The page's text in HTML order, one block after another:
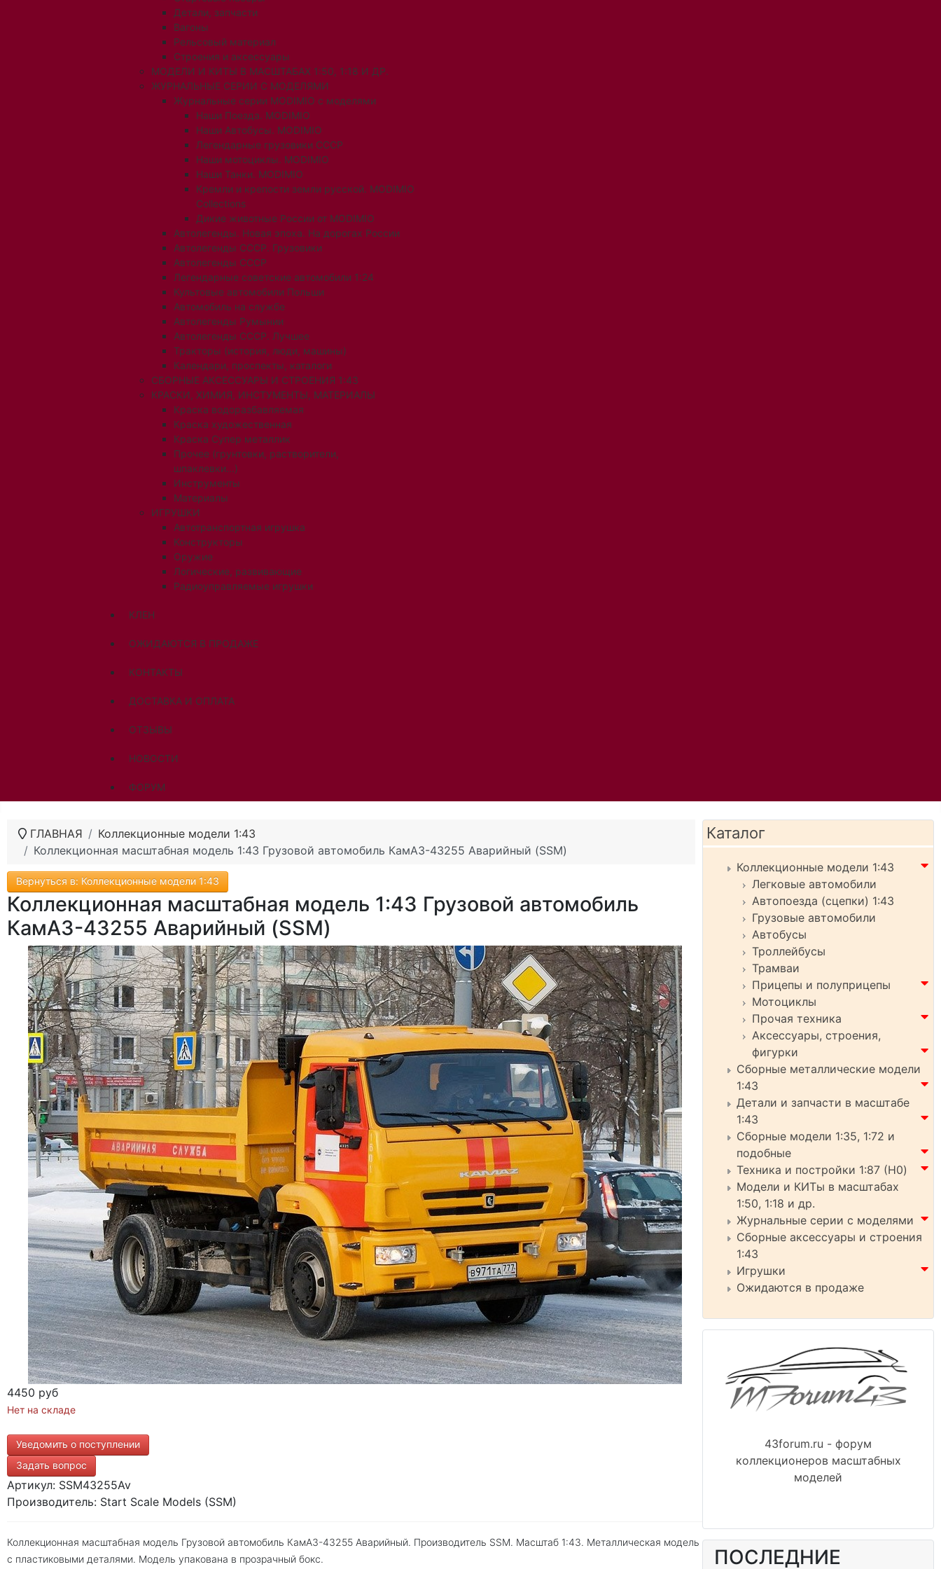
Детали, запчасти
Вагоны
Рельсовый материал
Строения и аксессуары
МОДЕЛИ И КИТЫ В МАСШТАБАХ 1:50, 1:18 И ДР.
ЖУРНАЛЬНЫЕ СЕРИИ С МОДЕЛЯМИ
Журнальные серии MODIMIO с моделями
Наши Поезда. MODIMIO
Наши Автобусы. MODIMIO
Легендарные грузовики СССР
Наши мотоциклы. MODIMIO
Наши Танки. MODIMIO
Кремли и крепости земли русской. MODIMIO
Collections
Дикие животные России от MODIMIO
Автолегенды. Новая эпоха. На дорогах России
Автолегенды СССР. Грузовики
Автолегенды СССР
Легендарные советские автомобили 1:24
Культовые автомобили Польши
Автомобиль на службе
Автолегенды Румынии
Автолегенды СССР. Лучшее
Тракторы (история, люди, машины)
Календари, проспекты, каталоги
СБОРНЫЕ АКСЕССУАРЫ И СТРОЕНИЯ 1:43
КРАСКИ, ХИМИЯ, ИНСТУМЕНТЫ, МАТЕРИАЛЫ
Краска водоразбавляемая
Краска художественная
Краска Супер металлик
Прочее (грунтовки, растворители,
шпаклевки...)
Инструменты
Материалы
ИГРУШКИ
Автотранспортная игрушка
Конструкторы
Оружие
Логические, развивающие
Радиоуправляемые игрушки
КЛЕН
ОЖИДАЮТСЯ В ПРОДАЖЕ
КОНТАКТЫ
ДОСТАВКА И ОПЛАТА
ОТЗЫВЫ
НОВОСТИ
ФОРУМ
ГЛАВНАЯ
Коллекционные модели 1:43
Коллекционная масштабная модель 1:43 Грузовой автомобиль КамАЗ-43255 Аварийный (SSM)
Вернуться в: Коллекционные модели 1:43
Коллекционная масштабная модель 1:43 Грузовой автомобиль
КамАЗ-43255 Аварийный (SSM)
4450 руб
Нет на складе
Уведомить о поступлении
Задать вопрос
Артикул: SSM43255Av
Производитель: Start Scale Models (SSM)
Коллекционная масштабная модель Грузовой автомобиль КамАЗ-43255 Аварийный. Производитель SSM. Масштаб 1:43. Металлическая модель
с пластиковыми деталями. Модель упакована в прозрачный бокс.
Каталог
Коллекционные модели 1:43
Легковые автомобили
Автопоезда (сцепки) 1:43
Грузовые автомобили
Автобусы
Троллейбусы
Трамваи
Прицепы и полуприцепы
Мотоциклы
Прочая техника
Аксессуары, строения,
фигурки
Сборные металлические модели
1:43
Детали и запчасти в масштабе
1:43
Сборные модели 1:35, 1:72 и
подобные
Техника и постройки 1:87 (H0)
Модели и КИТы в масштабах
1:50, 1:18 и др.
Журнальные серии с моделями
Сборные аксессуары и строения
1:43
Игрушки
Ожидаются в продаже
43forum.ru - форум
коллекционеров масштабных
моделей
ПОСЛЕДНИЕ